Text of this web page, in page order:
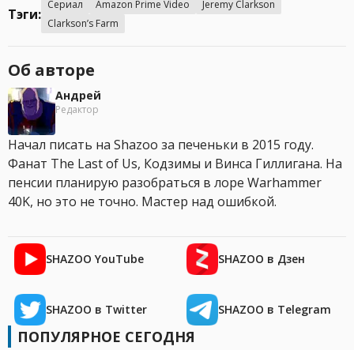
Тэги:
Сериал Amazon Prime Video
Jeremy Clarkson
Clarkson’s Farm
Об авторе
Андрей
Редактор
Начал писать на Shazoo за печеньки в 2015 году.
Фанат The Last of Us, Кодзимы и Винса Гиллигана. На
пенсии планирую разобраться в лоре Warhammer
40K, но это не точно. Мастер над ошибкой.
SHAZOO YouTube SHAZOO в Дзен
SHAZOO в Twitter SHAZOO в Telegram
ПОПУЛЯРНОЕ СЕГОДНЯ